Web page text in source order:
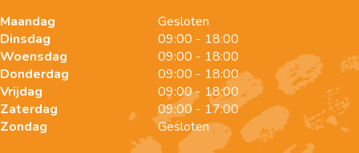
Maandag
Dinsdag
Woensdag
Donderdag
Vrijdag
Zaterdag
Zondag
Gesloten
09:00 - 18:00
09:00 - 18:00
09:00 - 18:00
09:00 - 18:00
09:00 - 17:00
Gesloten